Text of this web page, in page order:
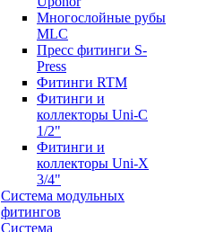
Многослойные рубы
MLC
Пресс фитинги S-
Press
Фитинги RTM
Фитинги и
коллекторы Uni-C
1/2"
Фитинги и
коллекторы Uni-X
3/4"
Система модульных
фитингов
Система